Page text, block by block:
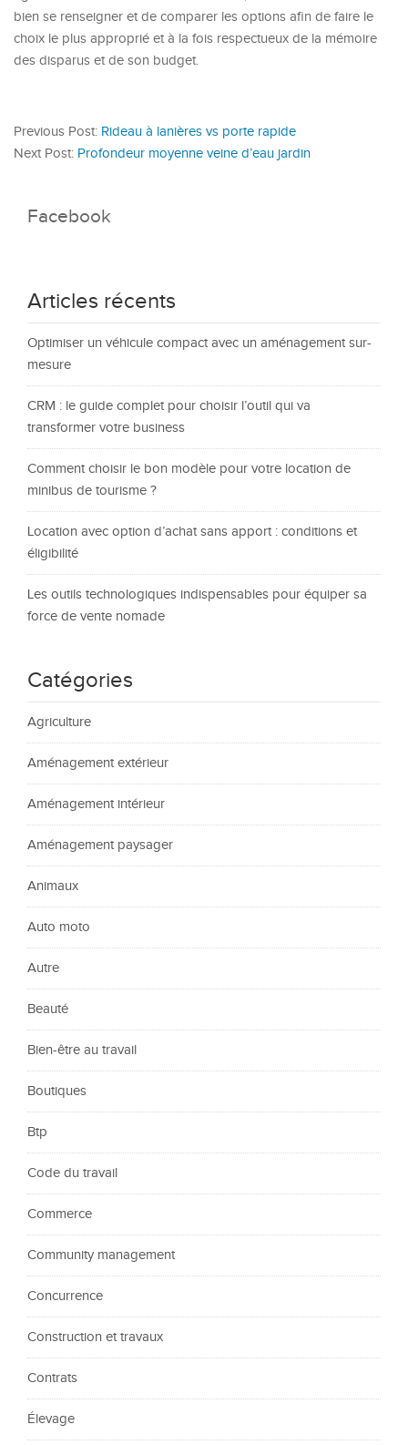
bien se renseigner et de comparer les options afin de faire le
choix le plus approprié et à la fois respectueux de la mémoire
des disparus et de son budget.
Previous Post: Rideau à lanières vs porte rapide
Next Post: Profondeur moyenne veine d’eau jardin
Facebook
Articles récents
Optimiser un véhicule compact avec un aménagement sur-
mesure
CRM : le guide complet pour choisir l’outil qui va
transformer votre business
Comment choisir le bon modèle pour votre location de
minibus de tourisme ?
Location avec option d’achat sans apport : conditions et
éligibilité
Les outils technologiques indispensables pour équiper sa
force de vente nomade
Catégories
Agriculture
Aménagement extérieur
Aménagement intérieur
Aménagement paysager
Animaux
Auto moto
Autre
Beauté
Bien-être au travail
Boutiques
Btp
Code du travail
Commerce
Community management
Concurrence
Construction et travaux
Contrats
Élevage